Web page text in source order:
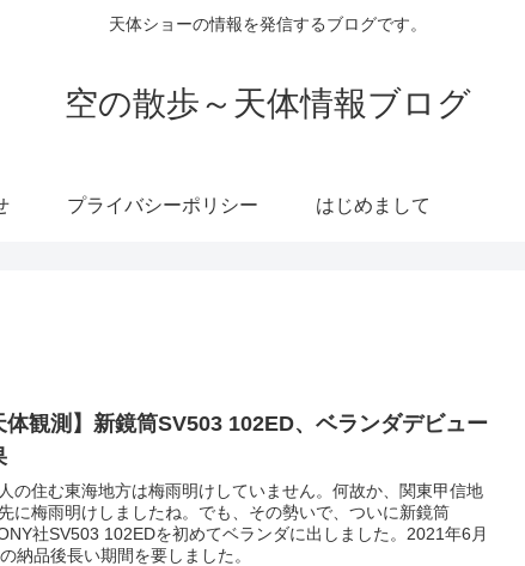
天体ショーの情報を発信するブログです。
空の散歩～天体情報ブログ
プライバシーポリシー はじめまして
体観測】新鏡筒SV503 102ED、ベランダデビュー
の住む東海地方は梅雨明けしていません。何故か、関東甲信地
に梅雨明けしましたね。でも、その勢いで、ついに新鏡筒
社SV503 102EDを初めてベランダに出しました。2021年6月
納品後長い期間を要しました。